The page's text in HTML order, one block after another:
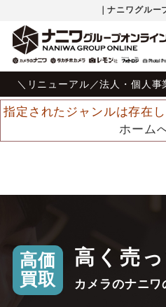
｜ナニワグル
＼リニューアル／法人・個人事
指定されたジャンルは存在し
ホーム
高価
買取
高く売
カメラのナニ